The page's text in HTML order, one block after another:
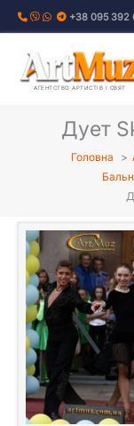
Перейти
+38 095 392
АГЕНТСТВО АРТИСТІВ І СВЯТ
Дует
Головна